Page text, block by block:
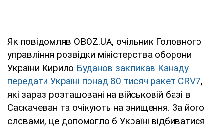
Як повідомляв OBOZ.UA, очільник Головного
управління розвідки міністерства оборони
України Кирило Буданов закликав Канаду
передати Україні понад 80 тисяч ракет CRV7,
які зараз розташовані на військовій базі в
Саскачеван та очікують на знищення. За його
словами, це допомогло б Україні відбиватися